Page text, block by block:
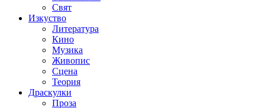
Свят
Изкуство
Литература
Кино
Музика
Живопис
Сцена
Теория
Драскулки
Проза